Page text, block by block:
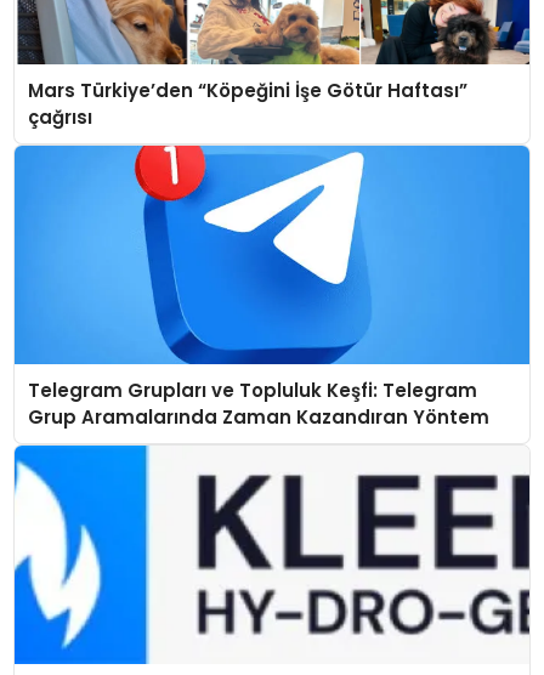
Mars Türkiye’den “Köpeğini İşe Götür Haftası”
çağrısı
Telegram Grupları ve Topluluk Keşfi: Telegram
Grup Aramalarında Zaman Kazandıran Yöntem